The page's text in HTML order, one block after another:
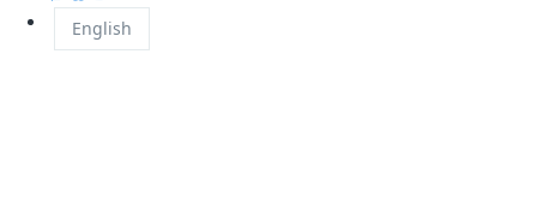
English
自2023年以来，人行十堰市中支积极推进“绿色金融支持助推生态宜居”工
程，强化与生态环境、水利湖泊等部门的合作，针对尾矿荒山修复、小流